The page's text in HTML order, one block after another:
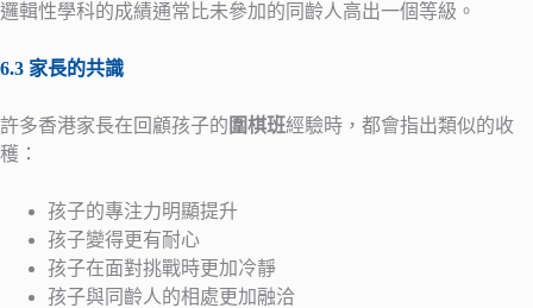
邏輯性學科的成績通常比未參加的同齡人高出一個等級。
6.3 家長的共識
許多香港家長在回顧孩子的 圍棋班經驗時，都會指出類似的收
穫：
孩子的專注力明顯提升
孩子變得更有耐心
孩子在面對挑戰時更加冷靜
孩子與同齡人的相處更加融洽